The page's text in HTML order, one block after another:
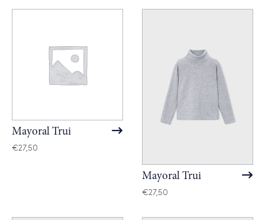
Mayoral Trui
€27,50
Mayoral Trui
€27,50